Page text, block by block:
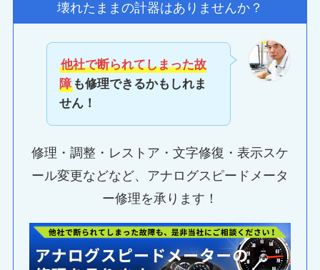
壊れたままの計器はありませんか？
他社で断られてしまった故
障 も修理できるかもしれま
せん！
修理・調整・レストア・文字修復・表示スケ
ール変更などなど、アナログスピードメータ
ー修理を承ります！